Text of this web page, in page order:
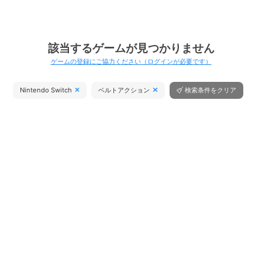
該当するゲームが見つかりません
ゲームの登録にご協力ください（ログインが必要です）
Nintendo Switch ベルトアクション 検索条件をクリア